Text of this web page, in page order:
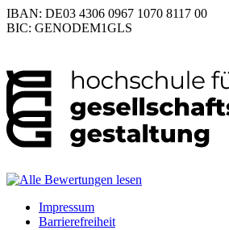
IBAN: DE03 4306 0967 1070 8117 00
BIC: GENODEM1GLS
Impressum
Barrierefreiheit